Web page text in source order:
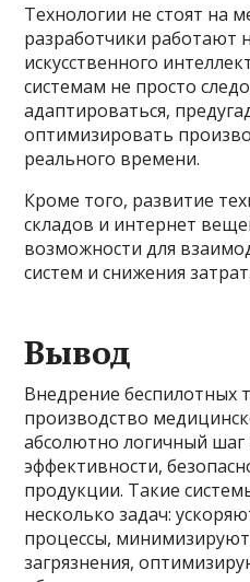
Технологии не стоят на
разработчики работают
искусственного
системам не просто
адаптироваться,
оптимизировать
реального времени.
Кроме того, развитие
складов и интернет
возможности для
систем и снижения затрат.
Вывод
Внедрение беспилотных
производство
абсолютно логичный
эффективности,
продукции. Такие
несколько задач:
процессы,
загрязнения,